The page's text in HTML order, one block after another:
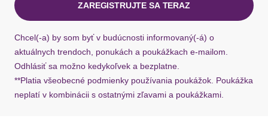
ZAREGISTRUJTE SA TERAZ
Chcel(-a) by som byť v budúcnosti informovaný(-á) o
aktuálnych trendoch, ponukách a poukážkach e-mailom.
Odhlásiť sa možno kedykoľvek a bezplatne.
**Platia všeobecné podmienky používania poukážok. Poukážka
neplatí v kombinácii s ostatnými zľavami a poukážkami.